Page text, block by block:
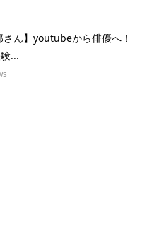
さん】youtubeから俳優へ！
...